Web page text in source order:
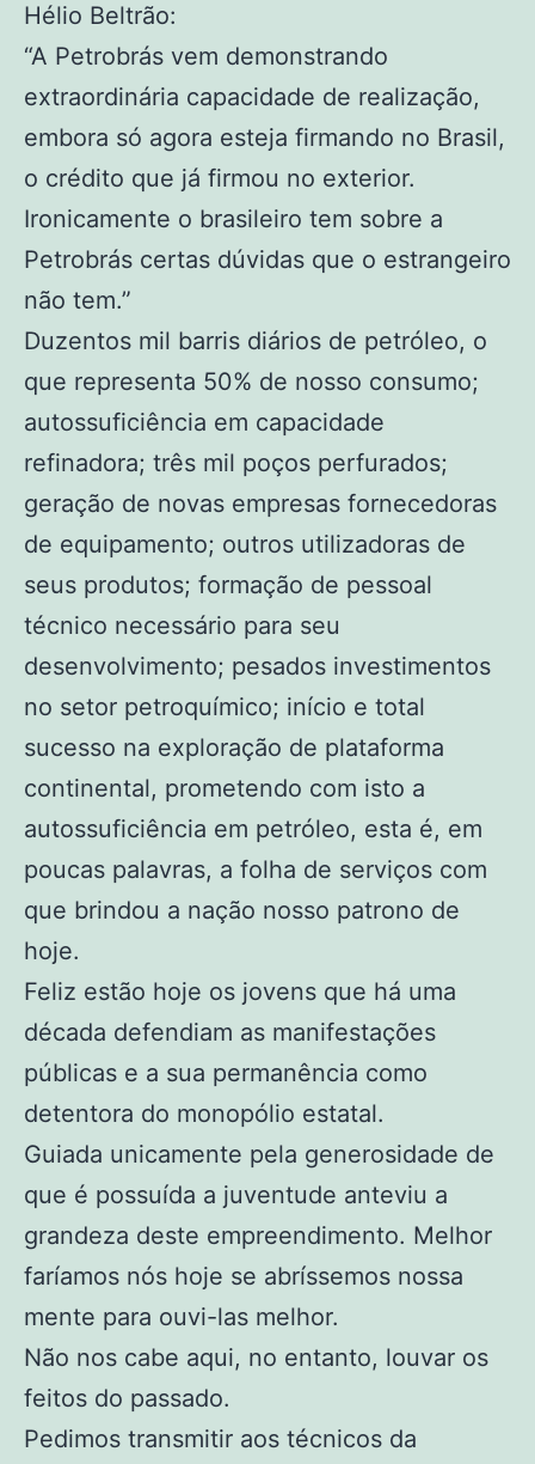
Hélio Beltrão:
“A Petrobrás vem demonstrando
extraordinária capacidade de realização,
embora só agora esteja firmando no Brasil,
o crédito que já firmou no exterior.
Ironicamente o brasileiro tem sobre a
Petrobrás certas dúvidas que o estrangeiro
não tem.”
Duzentos mil barris diários de petróleo, o
que representa 50% de nosso consumo;
autossuficiência em capacidade
refinadora; três mil poços perfurados;
geração de novas empresas fornecedoras
de equipamento; outros utilizadoras de
seus produtos; formação de pessoal
técnico necessário para seu
desenvolvimento; pesados investimentos
no setor petroquímico; início e total
sucesso na exploração de plataforma
continental, prometendo com isto a
autossuficiência em petróleo, esta é, em
poucas palavras, a folha de serviços com
que brindou a nação nosso patrono de
hoje.
Feliz estão hoje os jovens que há uma
década defendiam as manifestações
públicas e a sua permanência como
detentora do monopólio estatal.
Guiada unicamente pela generosidade de
que é possuída a juventude anteviu a
grandeza deste empreendimento. Melhor
faríamos nós hoje se abríssemos nossa
mente para ouvi-las melhor.
Não nos cabe aqui, no entanto, louvar os
feitos do passado.
Pedimos transmitir aos técnicos da